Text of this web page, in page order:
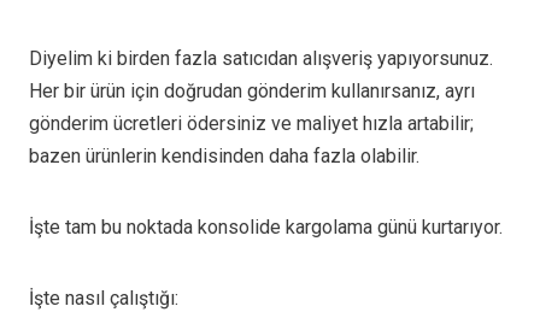
Diyelim ki birden fazla satıcıdan alışveriş yapıyorsunuz.
Her bir ürün için doğrudan gönderim kullanırsanız, ayrı
gönderim ücretleri ödersiniz ve maliyet hızla artabilir;
bazen ürünlerin kendisinden daha fazla olabilir.
İşte tam bu noktada konsolide kargolama günü kurtarıyor.
İşte nasıl çalıştığı: